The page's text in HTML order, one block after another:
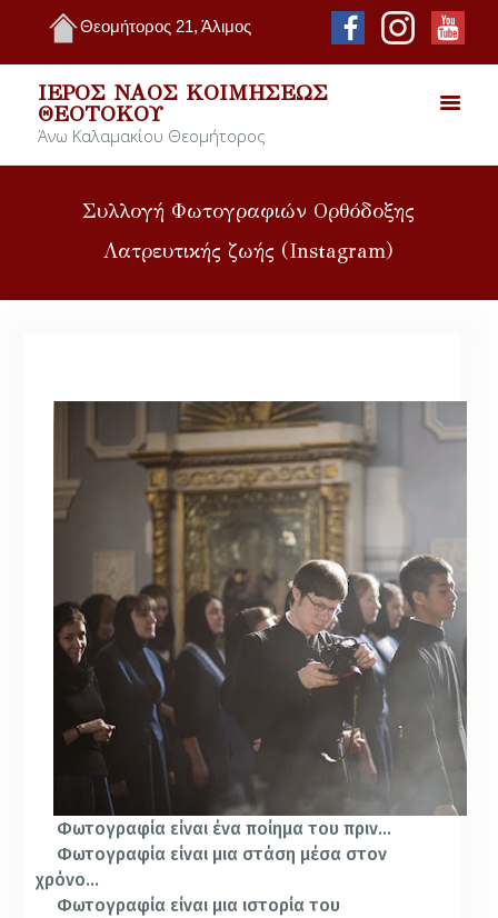
Θεομήτορος 21, Άλιμος
ΙΕΡΌΣ ΝΑΌΣ ΚΟΙΜΉΣΕΩΣ
ΘΕΟΤΌΚΟΥ
Άνω Καλαμακίου Θεομήτορος
Συλλογή Φωτογραφιών Ορθόδοξης
Λατρευτικής ζωής (Instagram)
Φωτογραφία είναι ένα ποίημα του πριν…
Φωτογραφία είναι μια στάση μέσα στον
χρόνο…
Φωτογραφία είναι μια ιστορία του